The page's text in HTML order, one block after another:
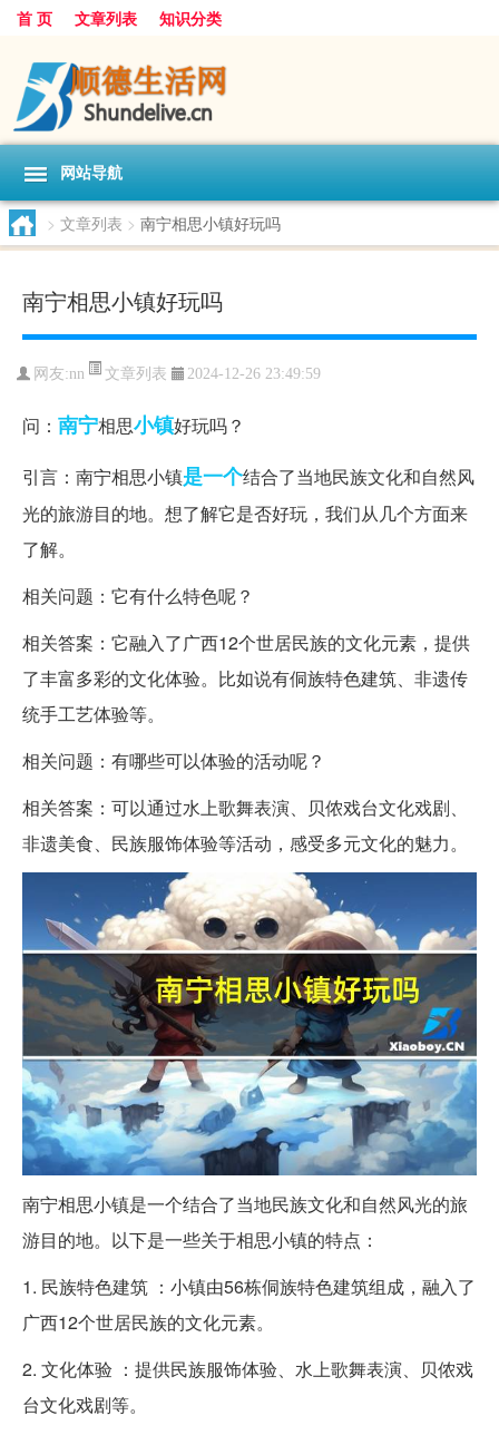
首 页 文章列表 知识分类
网站导航
> 文章列表 > 南宁相思小镇好玩吗
南宁相思小镇好玩吗
网友:nn 文章列表 2024-12-26 23:49:59
问： 南宁相思小镇好玩吗？
引言：南宁相思小镇是一个结合了当地民族文化和自然风
光的旅游目的地。想了解它是否好玩，我们从几个方面来
了解。
相关问题：它有什么特色呢？
相关答案：它融入了广西12个世居民族的文化元素，提供
了丰富多彩的文化体验。比如说有侗族特色建筑、非遗传
统手工艺体验等。
相关问题：有哪些可以体验的活动呢？
相关答案：可以通过水上歌舞表演、贝侬戏台文化戏剧、
非遗美食、民族服饰体验等活动，感受多元文化的魅力。
南宁相思小镇是一个结合了当地民族文化和自然风光的旅
游目的地。以下是一些关于相思小镇的特点：
1. 民族特色建筑 ：小镇由56栋侗族特色建筑组成，融入了
广西12个世居民族的文化元素。
2. 文化体验 ：提供民族服饰体验、水上歌舞表演、贝侬戏
台文化戏剧等。